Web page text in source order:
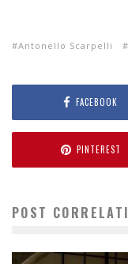
Antonello Scarpelli
FACEBOOK
PINTEREST
POST CORRELATI